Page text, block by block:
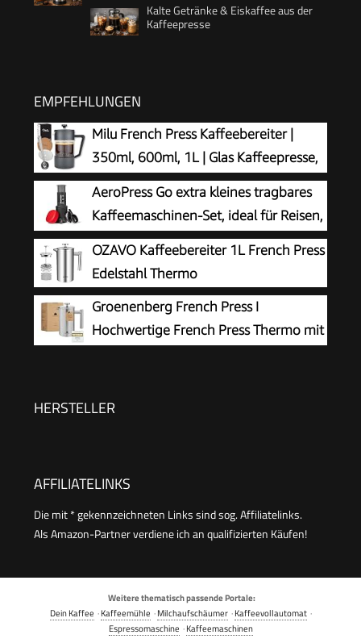
Kalte Getränke & Eiskaffee aus der
Kaffeepresse
EMPFEHLUNGEN
Milu French Press Kaffeebereiter |
350ml, 600ml, 1L | Glas Kaffeepresse,
Kaffeezubereiter für Zuhause Reisen
Camping inkl. Untersetzer, Löffel, Ersatzfilter
(Schwarz, 350ml (2 Tassen)
AeroPress Go extra kleines tragbares
Kaffeemaschinen-Set, ideal für Reisen,
Wandern & Camping, All-in-One
French Press, manuelle Espresso- & Pour-Over-
Kaffeemaschine, 2 Min Brühzeit
OZAVO Kaffeebereiter 1L French Press
Edelstahl Thermo
Groenenberg French Press I
Hochwertige French Press Thermo mit
Liter
HERSTELLER
AFFILIATELINKS
Die mit * gekennzeichneten Links sind sog. Affiliatelinks.
Als Amazon-Partner verdiene ich an qualifizierten Käufen!
Weitere thematisch passende Portale:
Dein Kaffee ·Kaffeemühle ·Milchaufschäumer·Kaffeevollautomat·
Espressomaschine ·Kaffeemaschinen